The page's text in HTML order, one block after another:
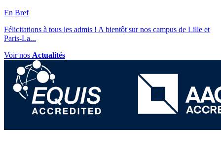
En Bref
Félicitations à tous les admis ! A bientôt sur nos campus de Lille et
Paris-La...
Voir nos Actualités